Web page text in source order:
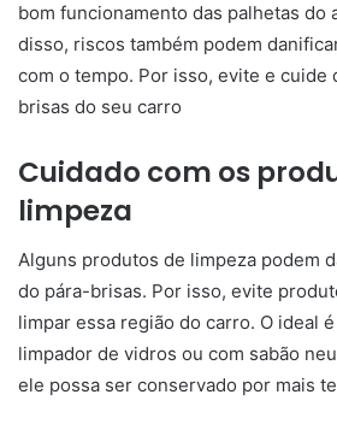
bom funcionamento das palhetas do
disso, riscos também podem
com o tempo. Por isso, evite e cuide
brisas do seu carro
Cuidado com os
limpeza
Alguns produtos de limpeza podem
do pára-brisas. Por isso, evite
limpar essa região do carro. O ideal
limpador de vidros ou com sabão
ele possa ser conservado por mais